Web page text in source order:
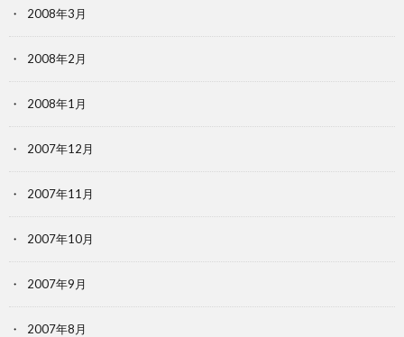
2008年3月
2008年2月
2008年1月
2007年12月
2007年11月
2007年10月
2007年9月
2007年8月